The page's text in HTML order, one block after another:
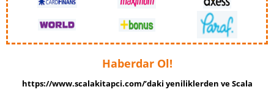
Haberdar Ol!
https://www.scalakitapci.com/’daki yeniliklerden ve Scala